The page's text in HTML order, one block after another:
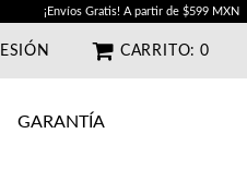
¡Envíos Gratis! A partir de $599 MXN
CARRITO: 0
GARANTÍA